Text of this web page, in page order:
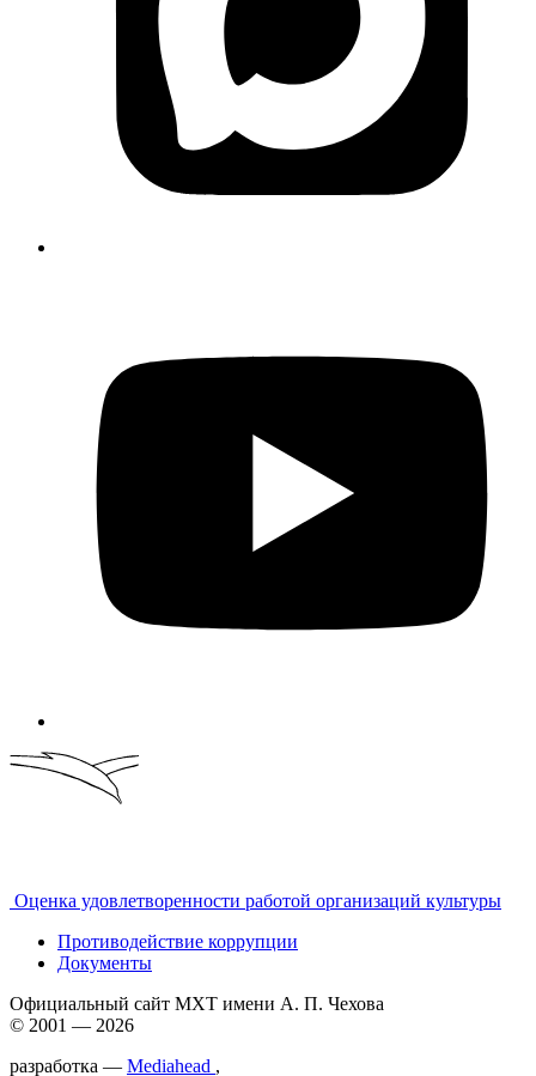
Оценка удовлетворенности работой организаций культуры
Противодействие коррупции
Документы
Официальный сайт МХТ имени А. П. Чехова
© 2001 — 2026
разработка — Mediahead ,